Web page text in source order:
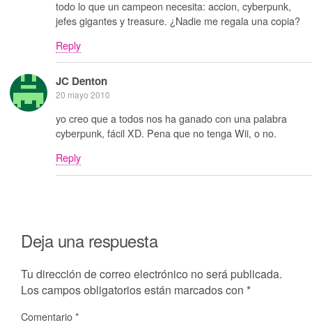
todo lo que un campeon necesita: accion, cyberpunk,
jefes gigantes y treasure. ¿Nadie me regala una copia?
Reply
JC Denton
20 mayo 2010
yo creo que a todos nos ha ganado con una palabra
cyberpunk, fácil XD. Pena que no tenga Wii, o no.
Reply
Deja una respuesta
Tu dirección de correo electrónico no será publicada.
Los campos obligatorios están marcados con *
Comentario*